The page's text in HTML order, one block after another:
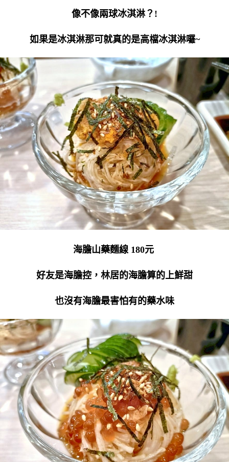
像不像兩球冰淇淋？!
如果是冰淇淋那可就真的是高檔冰淇淋囉~
海膽山藥麵線 180元
好友是海膽控，林居的海膽算的上鮮甜
也沒有海膽最害怕有的藥水味